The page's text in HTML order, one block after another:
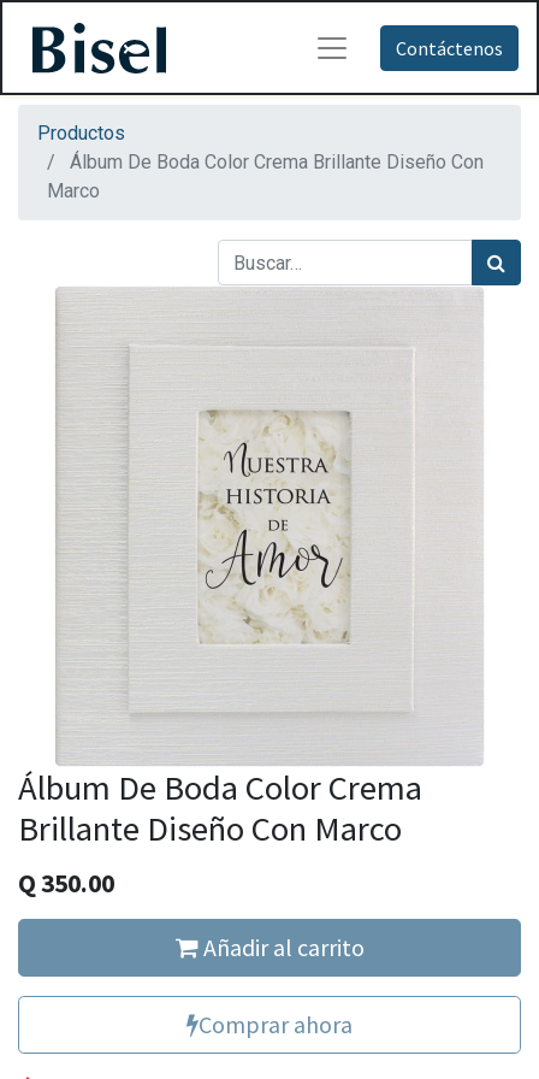
Contáctenos
Productos
Álbum De Boda Color Crema Brillante Diseño Con
Marco
Álbum De Boda Color Crema
Brillante Diseño Con Marco
Q350.00
Añadir al carrito
Comprar ahora